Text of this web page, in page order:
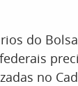
do
no